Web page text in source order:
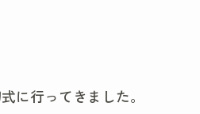
に行ってきました。